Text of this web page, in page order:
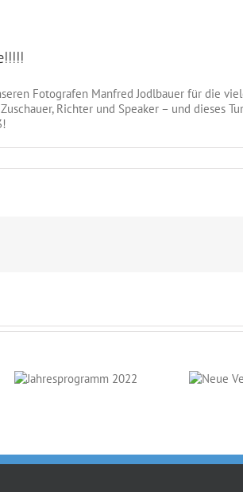
Fotografen Manfred Jodlbauer für die
Richter und Speaker – und dieses
Neue